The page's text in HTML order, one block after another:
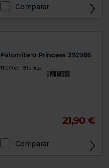
Comparar
Palomitero Princess 292986
1100W, Blanco
21,90 €
Comparar